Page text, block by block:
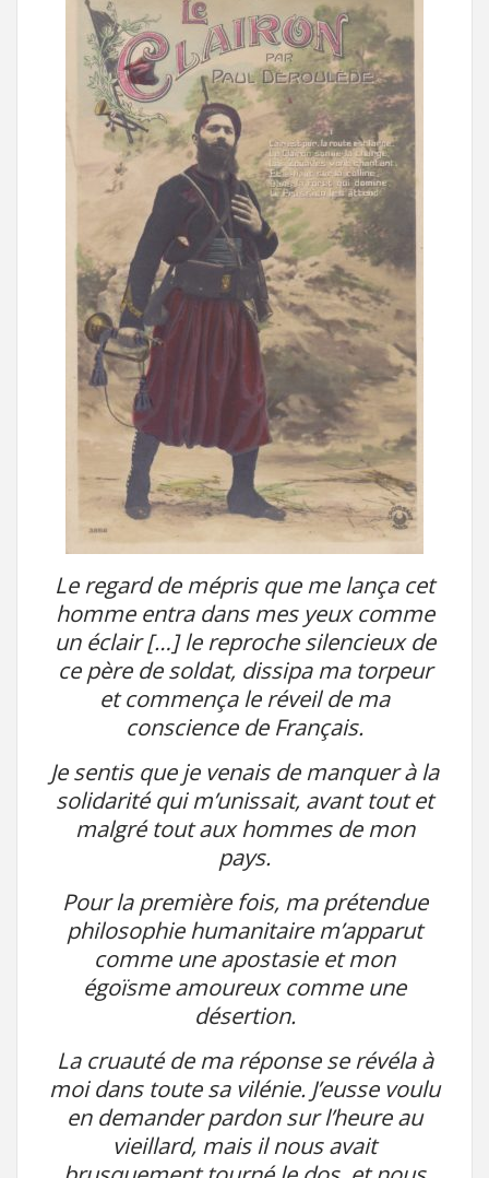
Le regard de mépris que me lança cet
homme entra dans mes yeux comme
un éclair […] le reproche silencieux de
ce père de soldat, dissipa ma torpeur
et commença le réveil de ma
conscience de Français.
Je sentis que je venais de manquer à la
solidarité qui m’unissait, avant tout et
malgré tout aux hommes de mon
pays.
Pour la première fois, ma prétendue
philosophie humanitaire m’apparut
comme une apostasie et mon
égoïsme amoureux comme une
désertion.
La cruauté de ma réponse se révéla à
moi dans toute sa vilénie. J’eusse voulu
en demander pardon sur l’heure au
vieillard, mais il nous avait